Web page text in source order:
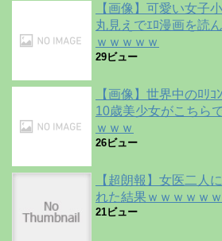
【画像】可愛い女子
丸見えでｴﾛ漫画を読
ｗｗｗｗｗ
29ビュー
【画像】世界中のﾛﾘ
10歳美少女がこちら
ｗｗｗ
26ビュー
【超朗報】女医二人
れた結果ｗｗｗｗｗ
21ビュー